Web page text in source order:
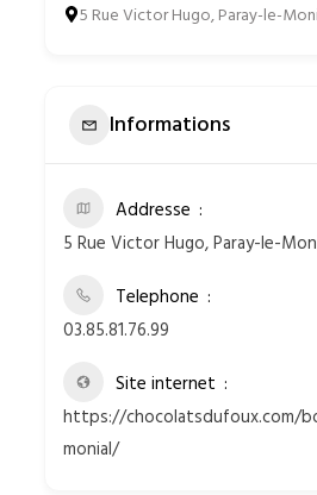
5 Rue Victor Hugo, Paray-le-
Informations
Addresse
5 Rue Victor Hugo, Paray-le-
Telephone
03.85.81.76.99
Site internet
https://chocolatsdufoux.com/
monial/